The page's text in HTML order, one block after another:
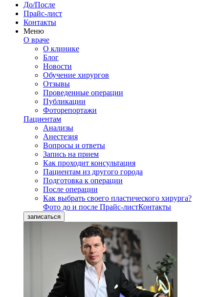
До/После
Прайс-лист
Контакты
Меню
О враче
О клинике
Блог
Новости
Обучение хирургов
Отзывы
Проведенные операции
Публикации
Фоторепортажи
Пациентам
Анализы
Анестезия
Вопросы и ответы
Запись на прием
Как проходит консультация
Пациентам из другого города
Подготовка к операции
После операции
Как выбрать своего пластического хирурга?
Фото до и после Прайс-листКонтакты
записаться